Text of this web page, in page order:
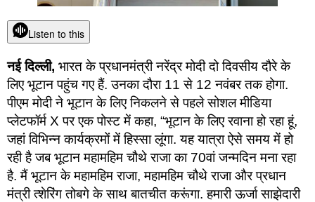
Listen to this
नई दिल्ली, भारत के प्रधानमंत्री नरेंद्र मोदी दो दिवसीय दौरे के
लिए भूटान पहुंच गए हैं. उनका दौरा 11 से 12 नवंबर तक होगा.
पीएम मोदी ने भूटान के लिए निकलने से पहले सोशल मीडिया
प्लेटफॉर्म X पर एक पोस्ट में कहा, “भूटान के लिए रवाना हो रहा हूं,
जहां विभिन्न कार्यक्रमों में हिस्सा लूंगा. यह यात्रा ऐसे समय में हो
रही है जब भूटान महामहिम चौथे राजा का 70वां जन्मदिन मना रहा
है. मैं भूटान के महामहिम राजा, महामहिम चौथे राजा और प्रधान
मंत्री त्शेरिंग तोबगे के साथ बातचीत करूंगा. हमारी ऊर्जा साझेदारी